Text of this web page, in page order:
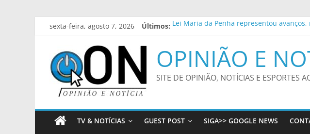
Pular
conteúdo
sexta-feira, agosto 7, 2026 Últimos: Lei Maria da Penha representou
Prefeitura de João Pessoa fortalece rede
Sala de Concerto, da Rádio MEC, celebra
Nubank Ultravioleta ou LATAM Pass
OPINIÃO E
SITE DE OPINIÃO, NOTÍCIAS E ESPORTES
TV & NOTÍCIAS GUEST POST SIGA>> GOOGLE NEWS